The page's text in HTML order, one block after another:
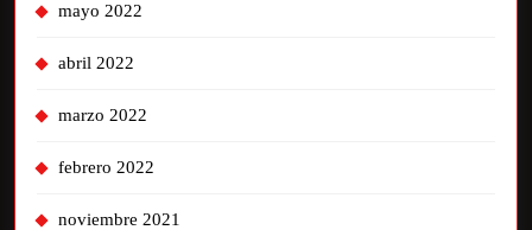
mayo 2022
abril 2022
marzo 2022
febrero 2022
noviembre 2021